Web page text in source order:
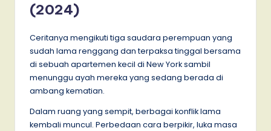
(2024)
Ceritanya mengikuti tiga saudara perempuan yang
sudah lama renggang dan terpaksa tinggal bersama
di sebuah apartemen kecil di New York sambil
menunggu ayah mereka yang sedang berada di
ambang kematian.
Dalam ruang yang sempit, berbagai konflik lama
kembali muncul. Perbedaan cara berpikir, luka masa